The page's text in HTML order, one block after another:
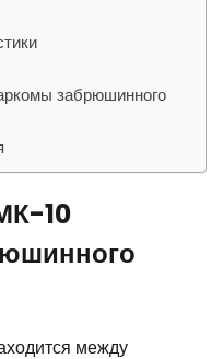
забрюшинного
10
между